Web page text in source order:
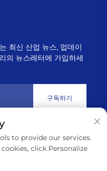
최신 산업 뉴스, 업데이
의 뉴스레터에 가입하세
구독하기
테크놀로지 유한회사 소유
to provide our services.
click Personalize